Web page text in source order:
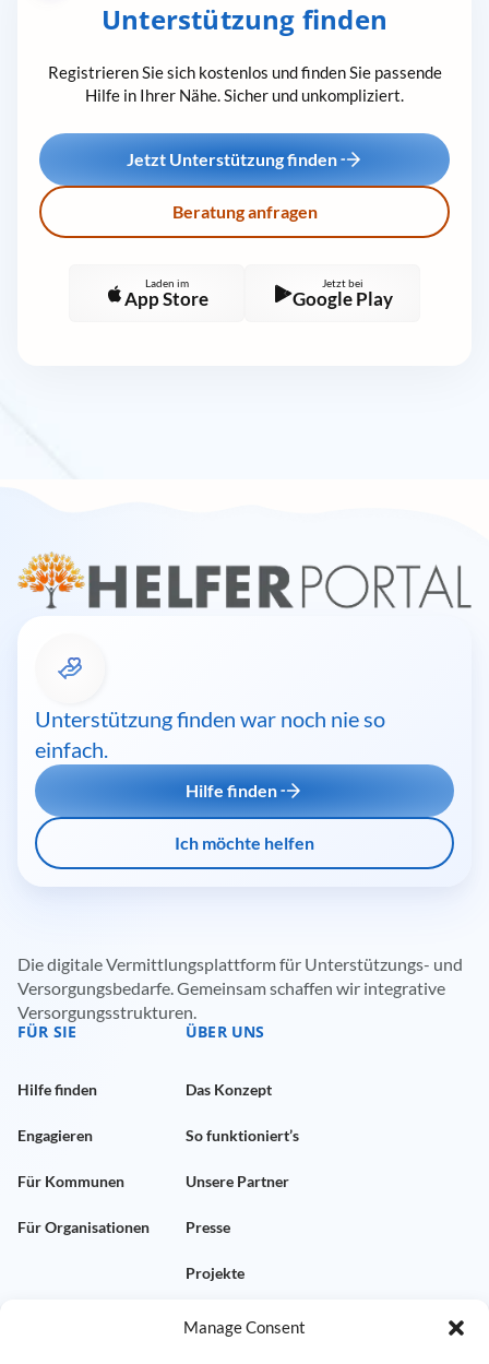
Manage Consent
Unterstützung finden
Registrieren Sie sich kostenlos und finden Sie passende
Hilfe in Ihrer Nähe. Sicher und unkompliziert.
Jetzt Unterstützung finden
Beratung anfragen
Laden im
App Store
Jetzt bei
Google Play
Unterstützung finden war noch nie so
einfach.
Hilfe finden
Ich möchte helfen
Die digitale Vermittlungsplattform für Unterstützungs- und
Versorgungsbedarfe. Gemeinsam schaffen wir integrative
Versorgungsstrukturen.
FÜR SIE
Hilfe finden
Engagieren
Für Kommunen
Für Organisationen
ÜBER UNS
Das Konzept
So funktioniert’s
Unsere Partner
Presse
Projekte
RECHTLICHES